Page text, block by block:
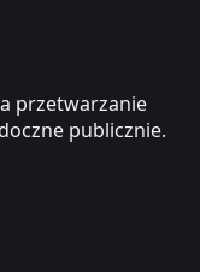
przetwarzanie
publicznie.